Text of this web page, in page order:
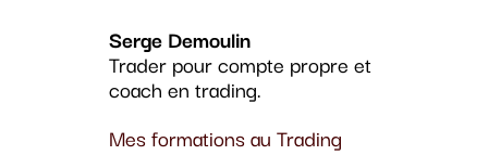
Serge Demoulin
Trader pour compte propre et
coach en trading.
Mes formations au Trading